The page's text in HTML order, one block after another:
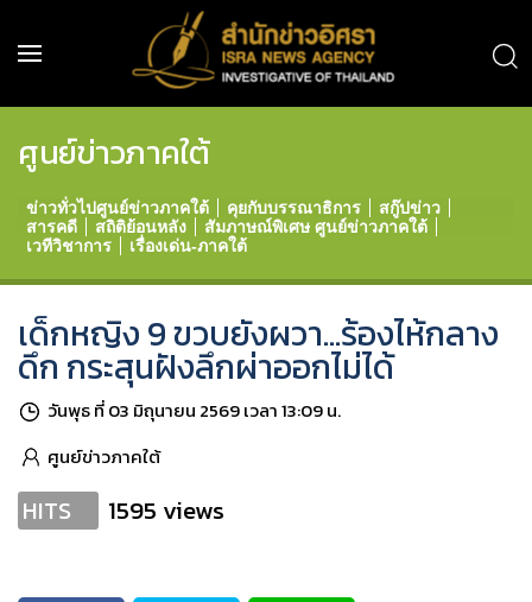
ศูนย์ข่าวภาคใต้
ข่าวทั่วไปศูนย์ข่าวภาคใต้ คุยกับบรรณาธิการ
สกู๊ปข่าว
สารคดี
สถิติย้อนหลัง
สัมภาษณ์พิเศษ ศูนย์ข่าวภาคใต้
เวทีวิชาการ
เรื่องเด่น-ภาคใต้
เด็กหญิง 9 ขวบยังผวา...ร้องไห้กลาง
ดึก กระสุนฝังลึกผ่าออกไม่ได้
วันพุธ ที่ 03 มิถุนายน 2569 เวลา 13:09 น.
ศูนย์ข่าวภาคใต้
HITS 1595 views